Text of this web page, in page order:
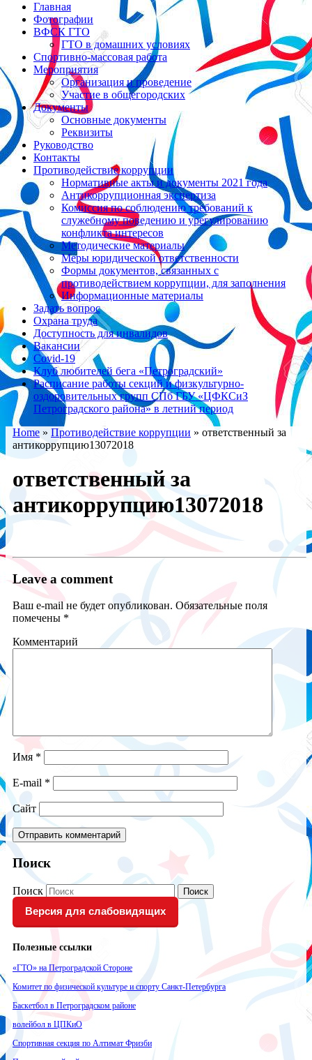
Главная
Фотографии
ВФСК ГТО
ГТО в домашних условиях
Спортивно-массовая работа
Мероприятия
Организация и проведение
Участие в общегородских
Документы
Основные документы
Реквизиты
Руководство
Контакты
Противодействие коррупции
Нормативные акты и документы 2021 года
Антикоррупционная экспертиза
Комиссия по соблюдению требований к
служебному поведению и урегулированию
конфликта интересов
Методические материалы
Меры юридической ответственности
Формы документов, связанных с
противодействием коррупции, для заполнения
Информационные материалы
Задать вопрос
Охрана труда
Доступность для инвалидов
Вакансии
Covid-19
Клуб любителей бега «Петроградский»
Расписание работы секций и физкультурно-
оздоровительных групп СПб ГБУ «ЦФКСиЗ
Петроградского района» в летний период
Home » Противодействие коррупции » ответственный за
антикоррупцию13072018
ответственный за
антикоррупцию13072018
Leave a comment
Ваш e-mail не будет опубликован. Обязательные поля
помечены *
Комментарий
Имя *
E-mail *
Сайт
Поиск
Поиск Поиск
Версия для слабовидящих
Полезные ссылки
«ГТО» на Петроградской Стороне
Комитет по физической культуре и спорту Санкт-Петербурга
Баскетбол в Петроградском районе
волейбол в ЦПКиО
Спортивная секция по Алтимат Фризби